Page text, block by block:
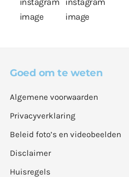
Goed om te weten
Algemene voorwaarden
Privacyverklaring
Beleid foto’s en videobeelden
Disclaimer
Huisregels